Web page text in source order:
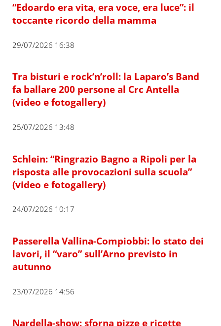
“Edoardo era vita, era voce, era luce”: il
toccante ricordo della mamma
29/07/2026 16:38
Tra bisturi e rock’n’roll: la Laparo’s Band
fa ballare 200 persone al Crc Antella
(video e fotogallery)
25/07/2026 13:48
Schlein: “Ringrazio Bagno a Ripoli per la
risposta alle provocazioni sulla scuola”
(video e fotogallery)
24/07/2026 10:17
Passerella Vallina-Compiobbi: lo stato dei
lavori, il “varo” sull’Arno previsto in
autunno
23/07/2026 14:56
Nardella-show: sforna pizze e ricette